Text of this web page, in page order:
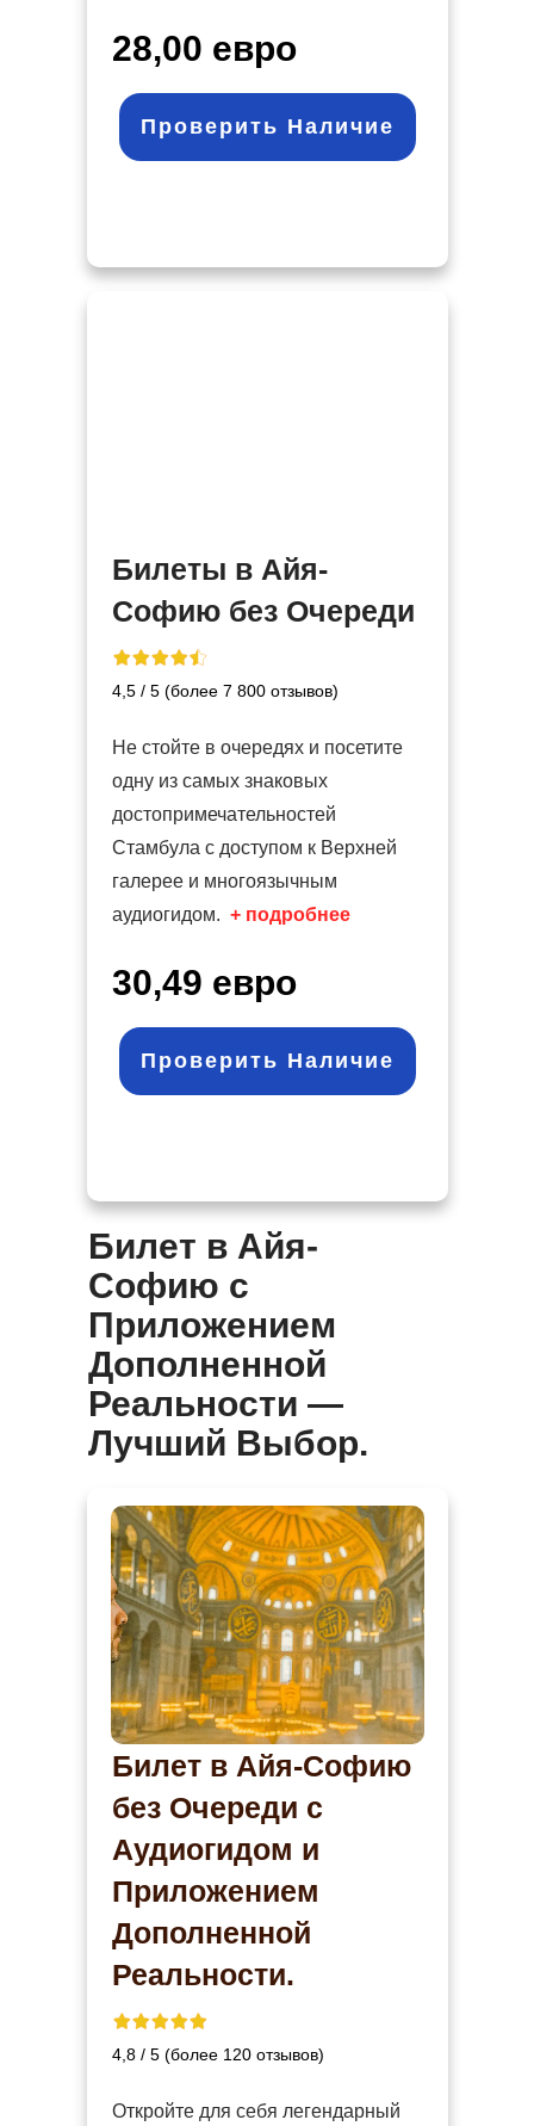
28,00 евро
Проверить Наличие
Билеты в Айя-
Софию без Очереди
4,5 / 5 (более 7 800 отзывов)
Не стойте в очередях и посетите
одну из самых знаковых
достопримечательностей
Стамбула с доступом к Верхней
галерее и многоязычным
аудиогидом. + подробнее
30,49 евро
Проверить Наличие
Билет в Айя-
Софию с
Приложением
Дополненной
Реальности —
Лучший Выбор.
Билет в Айя-Софию
без Очереди с
Аудиогидом и
Приложением
Дополненной
Реальности.
4,8 / 5 (более 120 отзывов)
Откройте для себя легендарный